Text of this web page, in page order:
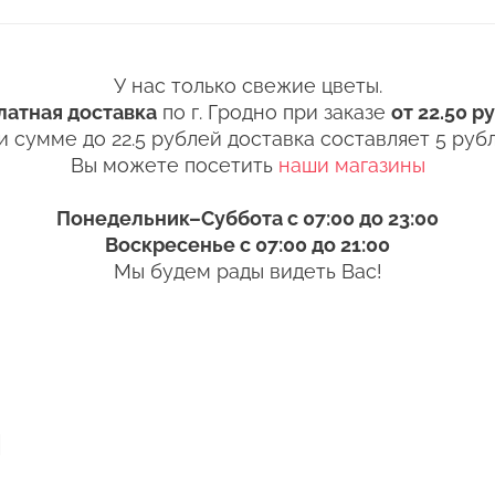
У нас только свежие цветы.
доставка по г. Гродно при заказе от 22.50
сумме до 22.5 рублей доставка составляет 5
Вы можете посетить наши магазины
Понедельник–Суббота с 07:00 до 23:00
Воскресенье с 07:00 до 21:00
Мы будем рады видеть Вас!
Оставить отзыв
перед тем, как поставить в вазу. Срез
цветы в вазу, нижние листья следует удалить.
букета в доме, избегайте близости
Он сушит стебли и листья. По этой же причине
Изменить адрес
Оформить